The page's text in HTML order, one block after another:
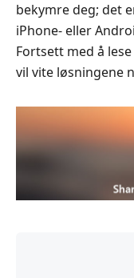
bekymre deg; det
iPhone- eller
Fortsett med å
vil vite løsningene